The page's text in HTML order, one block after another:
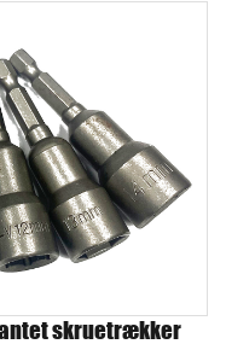
skruetrækker